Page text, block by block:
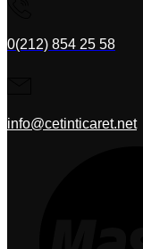
0(212) 854 25 58
info@cetinticaret.net